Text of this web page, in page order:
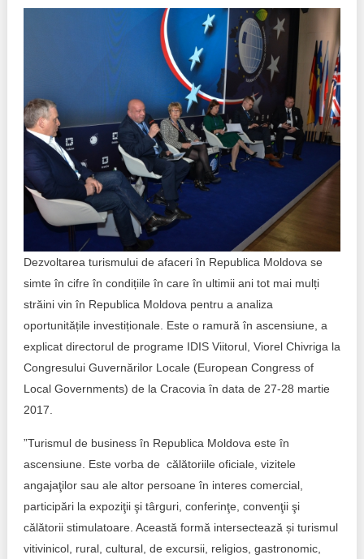
Inițiative în derulare
Inițiative desfășurate
Manual de proceduri
Note & poziții​
Organigrama IDIS
Anunțuri
Politici regionale
Laborator sociometric
Transparența guvernării locale
People Watch
Proces democratic
Agenda Națională de Business
Puterea hibridă
15 minute de realism economic
Trend Hunter
Buletin EU-STRAT
Aplică la BUNELE PRACTICI
Cele mai bune și cele mai proaste politici locale din
Moldova
Dezvoltarea turismului de afaceri în Republica Moldova se
simte în cifre în condițiile în care în ultimii ani tot mai mulți
străini vin în Republica Moldova pentru a analiza
oportunitățile investiționale. Este o ramură în ascensiune, a
explicat directorul de programe IDIS Viitorul, Viorel Chivriga la
Congresului Guvernărilor Locale (European Congress of
Local Governments) de la Cracovia în data de 27-28 martie
2017.
”Turismul de business în Republica Moldova este în
ascensiune. Este vorba de călătoriile oficiale, vizitele
angajaţilor sau ale altor persoane în interes comercial,
participări la expoziţii şi târguri, conferinţe, convenţii şi
călătorii stimulatoare. Această formă intersectează și turismul
vitivinicol, rural, cultural, de excursii, religios, gastronomic,